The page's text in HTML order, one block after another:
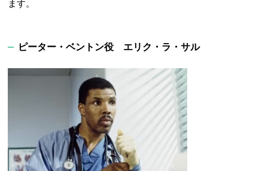
ます。
ピーター・ベントン役 エリク・ラ・サル